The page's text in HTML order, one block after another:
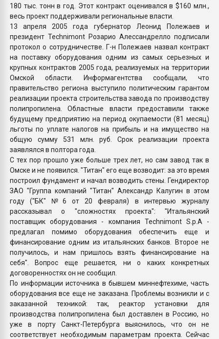
180 тыс. тонн в год. Этот контракт оценивался в $160 млн.,
весь проект поддерживали региональные власти.
13 апреля 2005 года губернатор Леонид Полежаев и
президент Technimont Розарио Алессандрелло подписали
протокол о сотрудничестве. Г-н Полежаев назвал контракт
на поставку оборудования одним из самых серьезных и
крупных контрактов 2005 года, реализуемых на территории
Омской области. Информагентства сообщали, что
правительство региона выступило политическим гарантом
реализации проекта строительства завода по производству
полипропилена. Областные власти предоставили также
будущему предприятию на период окупаемости (81 месяц)
льготы по уплате налогов на прибыль и на имущество на
общую сумму 531 млн. руб. Срок реализации проекта
заявлялся в полтора года.
С тех пор прошло уже больше трех лет, но сам завод так в
Омске и не появился. "Титан" его еще возводит: за это время
построил фундамент и начал возводить стены. Гендиректор
ЗАО "Группа компаний "Титан" Александр Калугин в этом
году ("БК" №6 от 20 февраля) в интервью журналу
рассказывал о "сложностях проекта": "Итальянский
поставщик оборудования - компания Technimont S.p.A -
предлагал помимо оборудования обеспечить еще и
финансирование одним из итальянских банков. Второе не
получилось, и нам пришлось взять финансирование на
себя". Вопрос еще решается, ни о каких конкретных
договоренностях он не сообщил.
По информации источника в бывшем миннефтехиме, часть
оборудования все еще не заказана. Проблемы возникли и с
заказанной техникой: так, реактор установки для
производства полипропилена был доставлен в Россию, но
уже в порту Санкт-Петербурга выяснилось, что он не
соответствует необходимым параметрам проекта. Сейчас